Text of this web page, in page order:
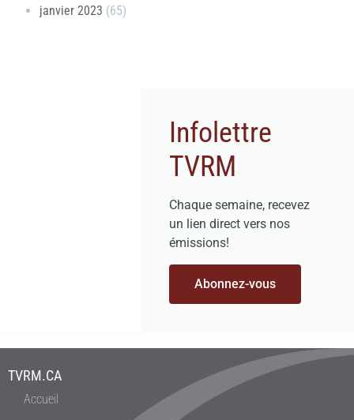
janvier 2023 (65)
Infolettre
TVRM
Chaque semaine, recevez
un lien direct vers nos
émissions!
Abonnez-vous
TVRM.CA
Accueil